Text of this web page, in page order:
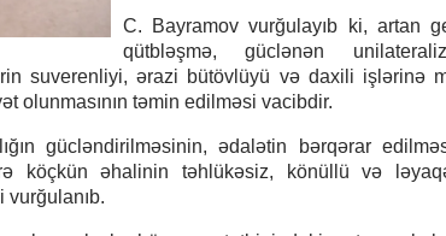
C. Bayramov vurğulayıb ki, artan
qütbləşmə, güclənən
suverenliyi, ərazi bütövlüyü və daxili işlərinə
olunmasının təmin edilməsi vacibdir.
gücləndirilməsinin, ədalətin bərqərar
köçkün əhalinin təhlükəsiz, könüllü və
vurğulanıb.